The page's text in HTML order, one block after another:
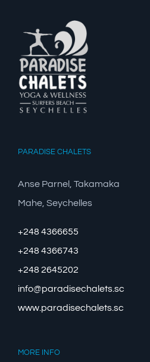
PARADISE CHALETS
Anse Parnel, Takamaka
Mahe, Seychelles
+248 4366655
+248 4366743
+248 2645202
info@paradisechalets.sc
www.paradisechalets.sc
MORE INFO